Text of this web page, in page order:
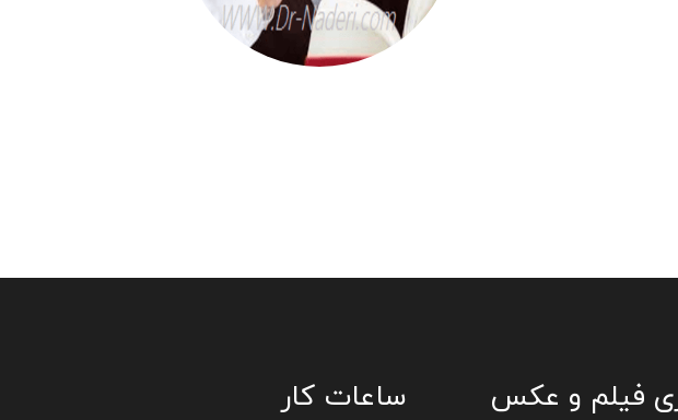
فیلم و عکس ساعات کار